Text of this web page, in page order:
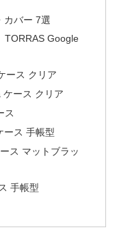
カバー 7選
TORRAS Google
ース クリア
ケース クリア
ス
ース 手帳型
ス マットブラッ
手帳型